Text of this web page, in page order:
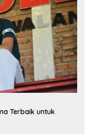
Terbaik untuk